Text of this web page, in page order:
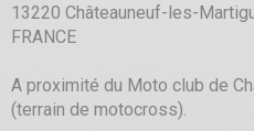
13220 Châteauneuf-les-
FRANCE
A proximité du Moto club de
(terrain de motocross).